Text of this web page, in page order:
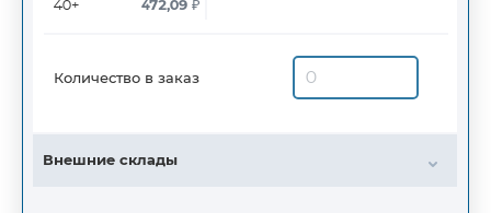
40+
472,09₽
Количество в заказ
Внешние склады